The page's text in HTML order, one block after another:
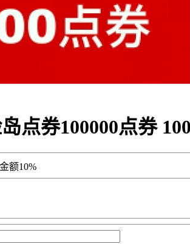
点券100000点券
额10%